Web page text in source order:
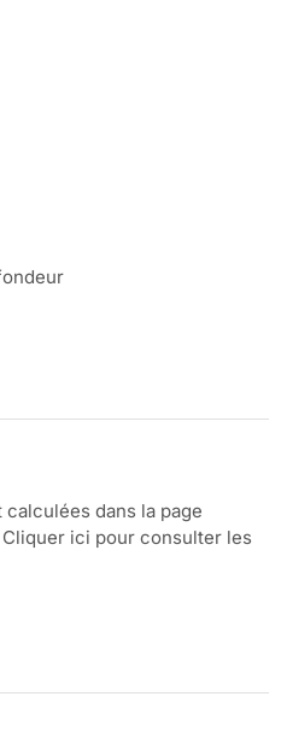
dans la page
ici pour consulter les